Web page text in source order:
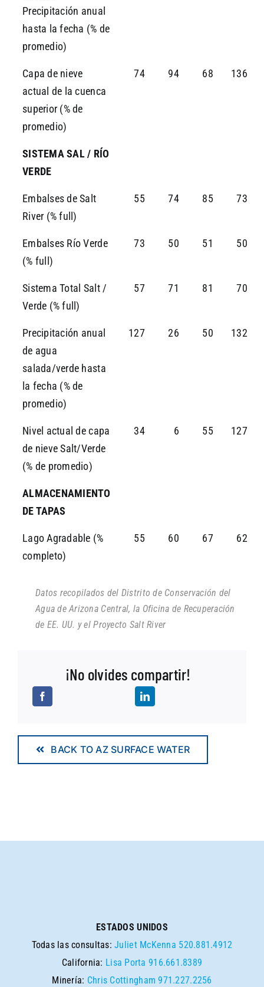
Precipitación anual
hasta la fecha (% de
promedio)
Capa de nieve
actual de la cuenca
superior (% de
promedio)
74 94 68 136
SISTEMA SAL / RÍO
VERDE
Embalses de Salt
River (% full)
55 74 85 73
Embalses Río Verde
(% full)
73 50 51 50
Sistema Total Salt /
Verde (% full)
57 71 81 70
Precipitación anual
de agua
salada/verde hasta
la fecha (% de
promedio)
127 26 50 132
Nivel actual de capa
de nieve Salt/Verde
(% de promedio)
34 6 55 127
ALMACENAMIENTO
DE TAPAS
Lago Agradable (%
completo)
55 60 67 62
Datos recopilados del Distrito de Conservación del
Agua de Arizona Central, la Oficina de Recuperación
de EE. UU. y el Proyecto Salt River
¡No olvides compartir!
BACK TO AZ SURFACE WATER
ESTADOS UNIDOS
Todas las consultas:Juliet McKenna 520.881.4912
California: Lisa Porta 916.661.8389
Minería: Chris Cottingham 971.227.2256